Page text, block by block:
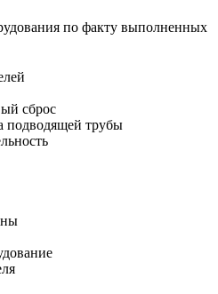
по факту выполненных
сброс
подводящей трубы